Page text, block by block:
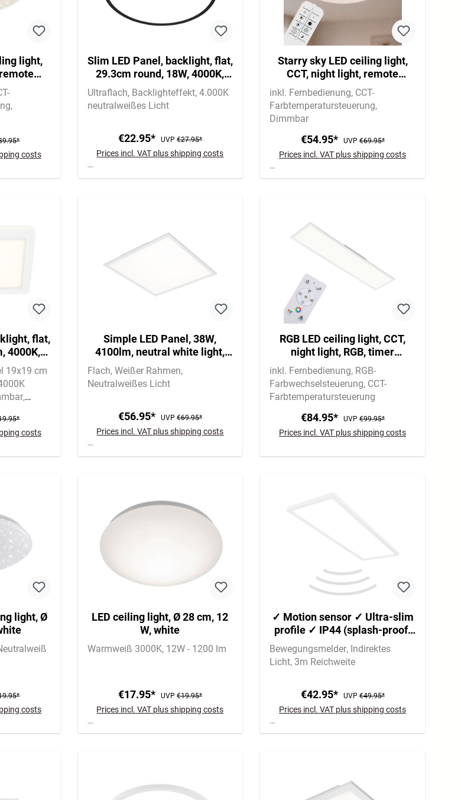
light,
white
costs
Slim LED Panel, backlight, flat,
29.3cm round, 18W, 4000K,
black
Ultraflach Backlighteffekt 4.000K
neutralweißes Licht
€22.95* UVP €27.95*
Prices incl. VAT plus shipping costs
Starry sky LED ceiling light,
CCT, night light, remote
control, dimmable
inkl. Fernbedienung CCT-
Farbtemperatursteuerung
Dimmbar
€54.95* UVP€69.95*
Prices incl. VAT plus shipping costs
flat,
4000K,
19x19 cm
costs
Simple LED Panel, 38W,
4100lm, neutral white light,
square form, white
Flach Weißer Rahmen
Neutralweißes Licht
€56.95* UVP €69.95*
Prices incl. VAT plus shipping costs
RGB LED ceiling light, CCT,
night light, RGB, timer
function, dimmable
inkl. Fernbedienung RGB-
Farbwechselsteuerung CCT-
Farbtemperatursteuerung
€84.95* UVP€99.95*
Prices incl. VAT plus shipping costs
light, Ø
costs
LED ceiling light, Ø 28 cm, 12
W, white
Warmweiß 3000K 12W - 1200 lm
€17.95* UVP €19.95*
Prices incl. VAT plus shipping costs
✓ Motion sensor ✓ Ultra-slim
profile ✓ IP44 (splash-proof)
✓ Backlight ✓ Neutral white
light (4000K) ✓ 22W
integrated LED panel ✓
580 x 200 x 30 mm (L x W x H)
Bewegungsmelder Indirektes
Licht 3m Reichweite
€42.95* UVP€49.95*
Prices incl. VAT plus shipping costs